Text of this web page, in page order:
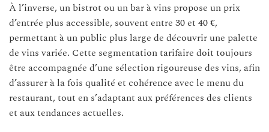
À l’inverse, un bistrot ou un bar à vins propose un prix
d’entrée plus accessible, souvent entre 30 et 40 €,
permettant à un public plus large de découvrir une palette
de vins variée. Cette segmentation tarifaire doit toujours
être accompagnée d’une sélection rigoureuse des vins, afin
d’assurer à la fois qualité et cohérence avec le menu du
restaurant, tout en s’adaptant aux préférences des clients
et aux tendances actuelles.